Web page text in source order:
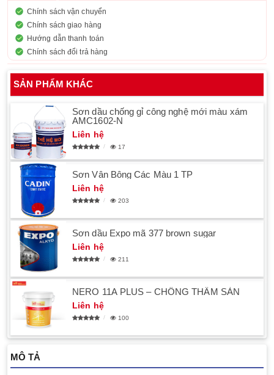
Chính sách vận chuyển
Chính sách giao hàng
Hướng dẫn thanh toán
Chính sách đổi trả hàng
SẢN PHẨM KHÁC
Sơn dầu chống gỉ công nghệ mới màu xám
AMC1602-N
Liên hệ
17
Sơn Vân Bông Các Màu 1 TP
Liên hệ
203
Sơn dầu Expo mã 377 brown sugar
Liên hệ
211
NERO 11A PLUS – CHỐNG THẤM SÀN
Liên hệ
100
MÔ TẢ